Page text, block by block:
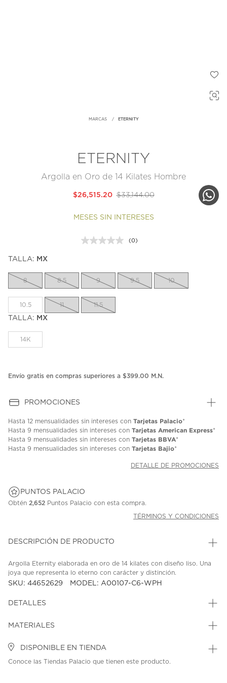
MARCAS ETERNITY
ETERNITY
Argolla en Oro de 14 Kilates Hombre
$33,144.00
$26,515.20
MESES SIN INTERESES
Sin
la
misma
(0)
TALLA: MX
8 8.5 9 9.5 10
10.5 11 11.5
TALLA: MX
14K
Envío gratis en compras superiores a $399.00 M.N.
PROMOCIONES
Hasta 12 mensualidades sin intereses con Tarjetas Palacio*
Hasta 9 mensualidades sin intereses con Tarjetas American Express*
Hasta 9 mensualidades sin intereses con Tarjetas BBVA*
Hasta 9 mensualidades sin intereses con Tarjetas Bajio*
DETALLE DE PROMOCIONES
PUNTOS PALACIO
Obtén 2,652 Puntos Palacio con esta compra.
TÉRMINOS Y CONDICIONES
DESCRIPCIÓN DE PRODUCTO
Argolla Eternity elaborada en oro de 14 kilates con diseño liso. Una
joya que representa lo eterno con carácter y distinción.
SKU: 44652629 MODEL: A00107-C6-WPH
DETALLES
MATERIALES
DISPONIBLE EN TIENDA
Conoce las Tiendas Palacio que tienen este producto.